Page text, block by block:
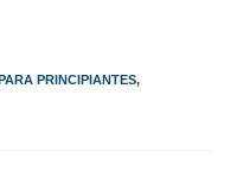
PRINCIPIANTES,